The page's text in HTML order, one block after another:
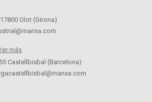
Olot (Girona)
más
Castellbisbal (Barcelona)